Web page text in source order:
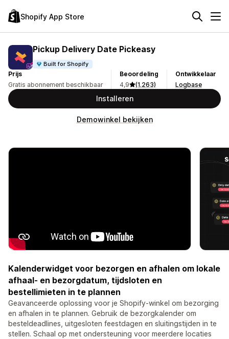
Shopify App Store
Pickup Delivery Date Pickeasy
Built for Shopify
Prijs
Gratis abonnement beschikbaar
Beoordeling
4,9
(1.263)
Ontwikkelaar
Logbase
Installeren
Demowinkel bekijken
Kalenderwidget voor bezorgen en afhalen om lokale
afhaal- en bezorgdatum, tijdsloten en
bestellimieten in te plannen
Geavanceerde oplossing voor je Shopify-winkel om bezorging
en afhalen in te plannen. Gebruik de bezorgkalender om
besteldeadlines, uitgesloten feestdagen en sluitingstijden in te
stellen. Schaal op met ondersteuning voor meerdere locaties